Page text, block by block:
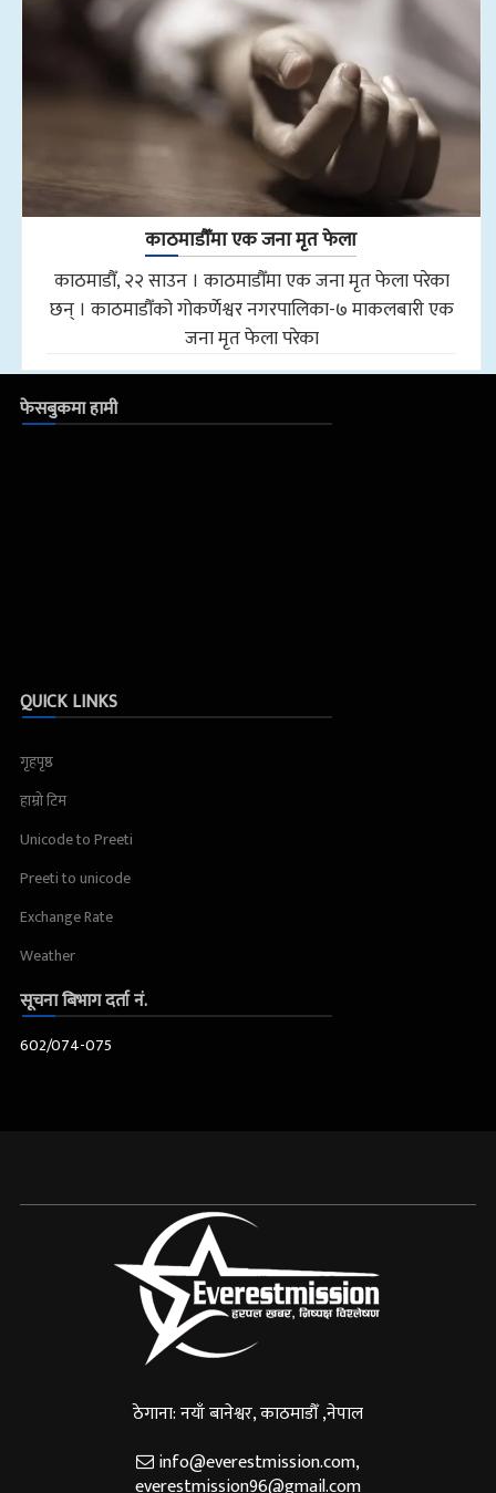
काठमाडौँमा एक जना मृत फेला
काठमाडौँ, २२ साउन । काठमाडौँमा एक जना मृत फेला परेका
छन् । काठमाडौँको गोकर्णेश्वर नगरपालिका-७ माकलबारी एक
जना मृत फेला परेका
फेसबुकमा हामी
QUICK LINKS
गृहपृष्ठ
हाम्रो टिम
Unicode to Preeti
Preeti to unicode
Exchange Rate
Weather
सूचना बिभाग दर्ता नं.
602/074-075
ठेगाना: नयाँ बानेश्वर, काठमाडौँ ,नेपाल
info@everestmission.com,
everestmission96@gmail.com